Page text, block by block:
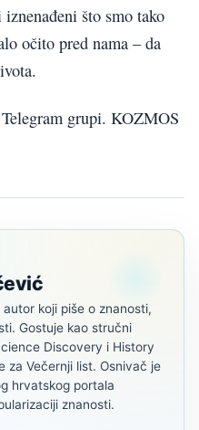
što smo tako
očito pred nama – da
grupi. KOZMOS
koji piše o znanosti,
Gostuje kao stručni
Discovery i History
za Večernji list. Osnivač je
hrvatskog portala
znanosti.